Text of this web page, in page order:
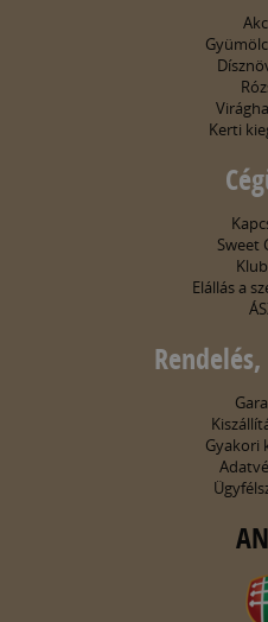
Kerti
Sweet
Elállás a
Gyakori